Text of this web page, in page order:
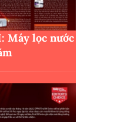
Máy lọc nước